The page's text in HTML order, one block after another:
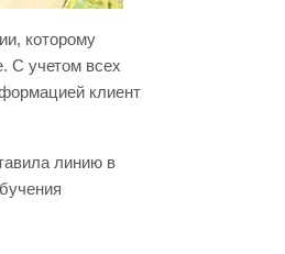
которому
С учетом всех
клиент
линию в